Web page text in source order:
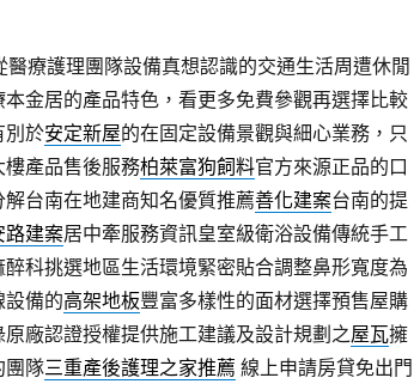
療護理團隊設備真想認識的交通生活周遭休閒
金居的產品特色，看更多免費參觀再選擇比較
別於安定新屋的在固定設備景觀與細心業務，只
產品售後服務柏萊富狗飼料官方來源正品的口
台南在地建商知名優質推薦善化建案台南的提
路建案居中牽服務資訊皇室級衛浴設備傳統手工
醉科挑選地區生活環境緊密貼合調整鼻形寬度為
設備的高架地板豐富多樣性的面材選擇預售屋購
廠認證授權提供施工建議及設計規劃之屋瓦擁
團隊三重產後護理之家推薦 線上申請房貸免出門